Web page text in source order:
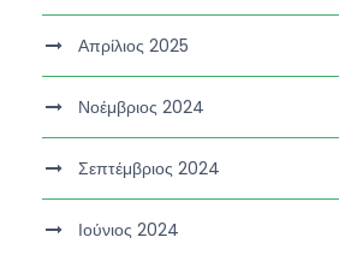
Απρίλιος 2025
Νοέμβριος 2024
Σεπτέμβριος 2024
Ιούνιος 2024